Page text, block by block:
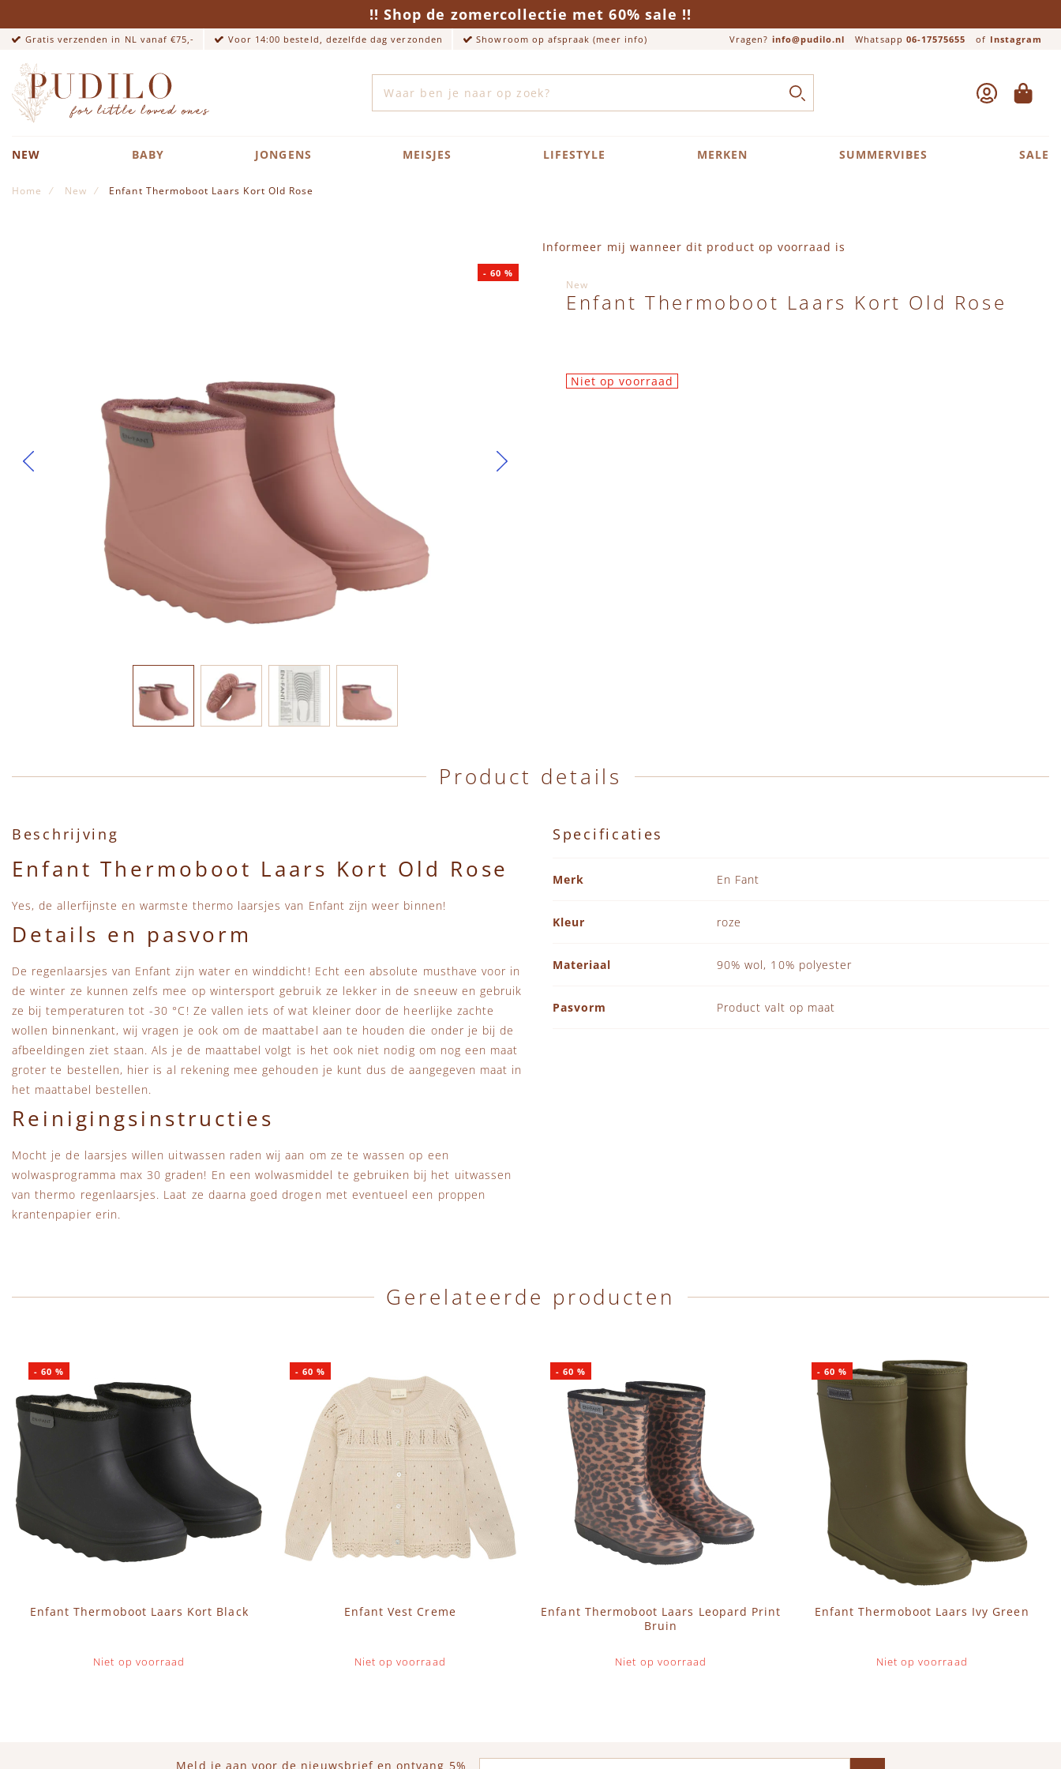
!! Shop de zomercollectie met 60% sale !!
Gratis verzenden in NL vanaf €75,- Voor 14:00 besteld, dezelfde dag verzonden Showroom op afspraak (meer info) Vragen? info@pudilo.nl Whatsapp 06-17575655 of Instagram
Close search
ZOEK ACCOUNT
NEW BABY JONGENS MEISJES LIFESTYLE MERKEN SUMMERVIBES SALE
Home New Enfant Thermoboot Laars Kort Old Rose
- 60 %
Informeer mij wanneer dit product op voorraad is
New
Enfant Thermoboot Laars Kort Old Rose
Niet op voorraad
Product details
Beschrijving
Enfant Thermoboot Laars Kort Old Rose
Yes, de allerfijnste en warmste thermo laarsjes van Enfant zijn weer binnen!
Details en pasvorm
De regenlaarsjes van Enfant zijn water en winddicht! Echt een absolute musthave voor in
de winter ze kunnen zelfs mee op wintersport gebruik ze lekker in de sneeuw en gebruik
ze bij temperaturen tot -30 °C! Ze vallen iets of wat kleiner door de heerlijke zachte
wollen binnenkant, wij vragen je ook om de maattabel aan te houden die onder je bij de
afbeeldingen ziet staan. Als je de maattabel volgt is het ook niet nodig om nog een maat
groter te bestellen, hier is al rekening mee gehouden je kunt dus de aangegeven maat in
het maattabel bestellen.
Reinigingsinstructies
Mocht je de laarsjes willen uitwassen raden wij aan om ze te wassen op een
wolwasprogramma max 30 graden! En een wolwasmiddel te gebruiken bij het uitwassen
van thermo regenlaarsjes. Laat ze daarna goed drogen met eventueel een proppen
krantenpapier erin.
Specificaties
Merk
En Fant
Kleur roze
Materiaal 90% wol, 10% polyester
Pasvorm Product valt op maat
Gerelateerde producten
Enfant Thermoboot Laars Kort Black
Niet op voorraad
-60 %
Enfant Vest Creme
Niet op voorraad
- 60 %
Enfant Thermoboot Laars Leopard Print
Bruin
Niet op voorraad
-60 %
Enfant Thermoboot Laars Ivy Green
Niet op voorraad
- 60 %
Meld je aan voor de nieuwsbrief en ontvang 5%